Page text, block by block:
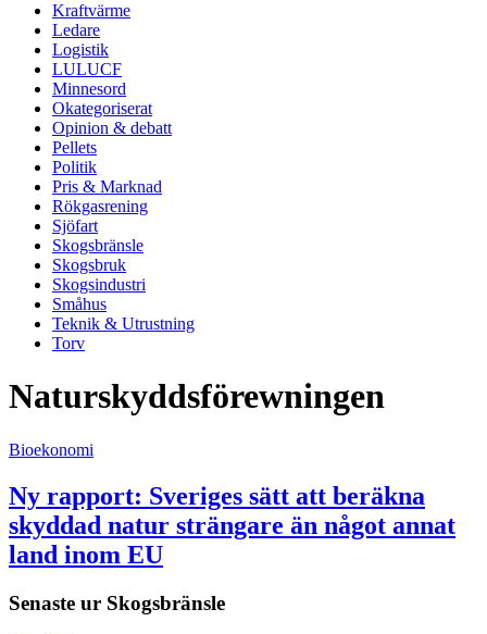
Kraftvärme
Ledare
Logistik
LULUCF
Minnesord
Okategoriserat
Opinion & debatt
Pellets
Politik
Pris & Marknad
Rökgasrening
Sjöfart
Skogsbränsle
Skogsbruk
Skogsindustri
Småhus
Teknik & Utrustning
Torv
Naturskyddsförewningen
Bioekonomi
Ny rapport: Sveriges sätt att beräkna
skyddad natur strängare än något annat
land inom EU
Senaste ur Skogsbränsle